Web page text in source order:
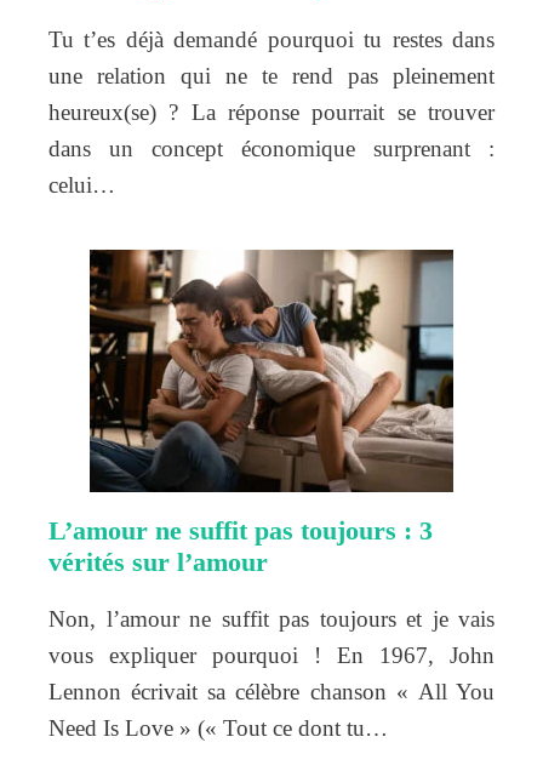
Tu t’es déjà demandé pourquoi tu restes dans
une relation qui ne te rend pas pleinement
heureux(se) ? La réponse pourrait se trouver
dans un concept économique surprenant :
celui…
L’amour ne suffit pas toujours : 3
vérités sur l’amour
Non, l’amour ne suffit pas toujours et je vais
vous expliquer pourquoi ! En 1967, John
Lennon écrivait sa célèbre chanson « All You
Need Is Love » (« Tout ce dont tu…